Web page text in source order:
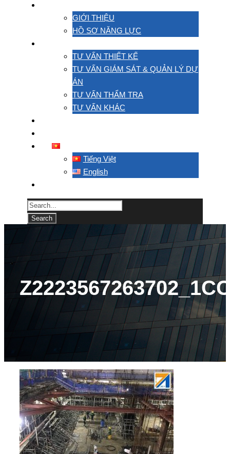
GIỚI THIỆU
HỒ SƠ NĂNG LỰC
TƯ VẤN THIẾT KẾ
TƯ VẤN GIÁM SÁT & QUẢN LÝ DỰ
ÁN
TƯ VẤN THẨM TRA
TƯ VẤN KHÁC
Tiếng Việt
English